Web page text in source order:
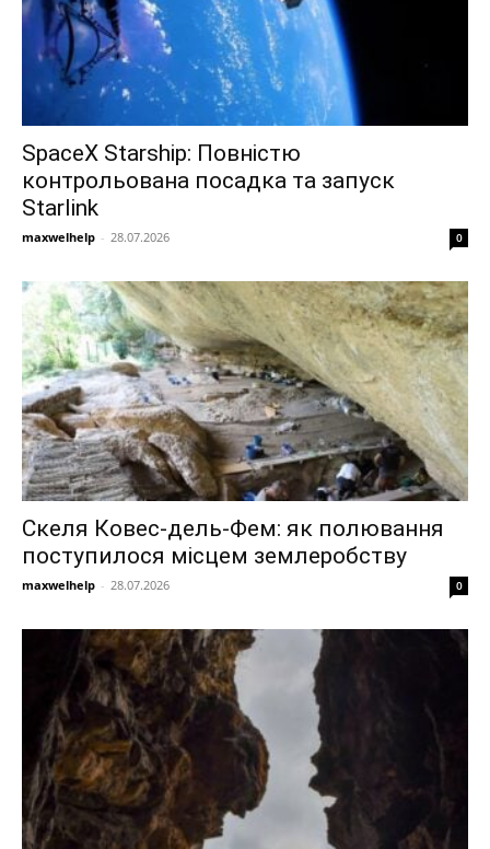
SpaceX Starship: Повністю
контрольована посадка та запуск
Starlink
maxwelhelp - 28.07.2026 0
Скеля Ковес-дель-Фем: як полювання
поступилося місцем землеробству
maxwelhelp - 28.07.2026 0